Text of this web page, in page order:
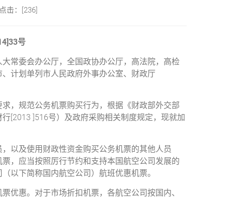
击：[236]
号
常委会办公厅，全国政协办公厅，高法院，高检
计划单列市人民政府外事办公室、财政厅
规范公务机票购买行为，根据《财政部外交部
[2013 ]516号）及政府采购相关制度规定，现就加
及使用财政性资金购买公务机票的其他人员
，应当按照厉行节约和支持本国航空公司发展的
以下简称国内航空公司）航班优惠机票。
惠。对于市场折扣机票，各航空公司按国内、